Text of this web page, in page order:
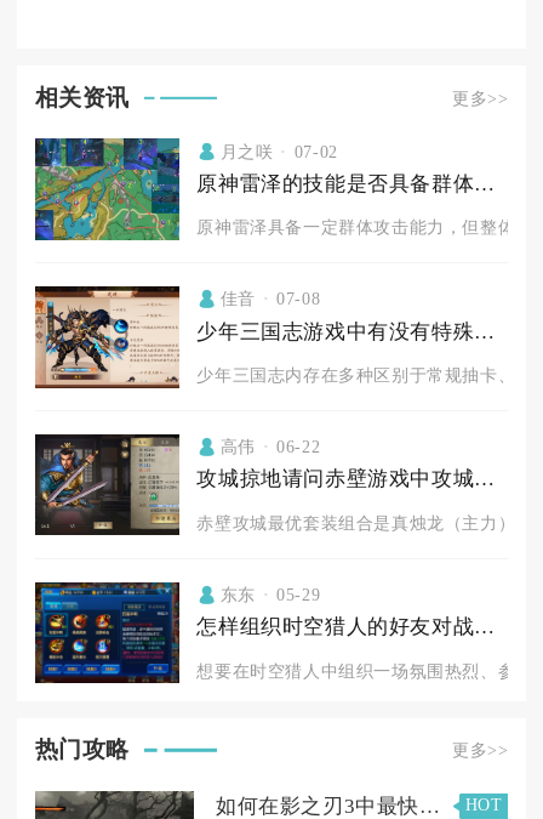
相关资讯 更多>>
月之咲 07-02
原神雷泽的技能是否具备群体攻击能力
原神雷泽具备一定群体攻击能力，但整体偏
佳音 07-08
少年三国志游戏中有没有特殊的途径可以获得吕姬
少年三国志内存在多种区别于常规抽卡、副
高伟 06-22
攻城掠地请问赤壁游戏中攻城应带哪个套装
赤壁攻城最优套装组合是真烛龙（主力）+
东东 05-29
怎样组织时空猎人的好友对战活动
想要在时空猎人中组织一场氛围热烈、参与
热门攻略 更多>>
如何在影之刃3中最快速地获得真龙套装
HOT